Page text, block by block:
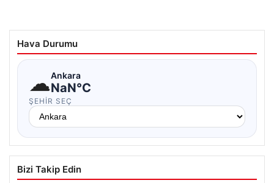
Hava Durumu
☁Ankara
NaN°C
ŞEHIR SEÇ
Bizi Takip Edin